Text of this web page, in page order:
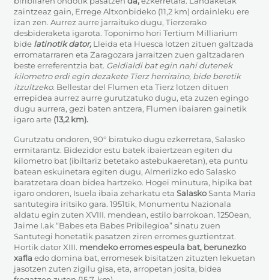
zaintzeaz gain, Errege Altxonbideko (11,2 km) ordainleku ere
izan zen. Aurrez aurre jarraituko dugu, Tierzerako
desbideraketa igarota. Toponimo hori Tertium Milliarium
bide latinotik dator, Lleida eta Huesca lotzen zituen galtzada
erromatarraren eta Zaragozara jarraitzen zuen galtzadaren
beste erreferentzia bat. Geldialdi bat egin nahi dutenek
kilometro erdi egin dezakete Tierz herriraino, bide beretik
itzultzeko. Bellestar del Flumen eta Tierz lotzen dituen
errepidea aurrez aurre gurutzatuko dugu, eta zuzen egingo
dugu aurrera, gezi baten antzera, Flumen ibaiaren gainetik
igaro arte (13,2 km).
Gurutzatu ondoren, 90° biratuko dugu ezkerretara, Salasko
ermitarantz. Bidezidor estu batek ibaiertzean egiten du
kilometro bat (ibiltariz betetako astebukaeretan), eta puntu
batean eskuinetara egiten dugu, Almeriizko edo Salasko
baratzetara doan bidea hartzeko. Hogei minutura, hipika bat
igaro ondoren, Isuela ibaia zeharkatu eta SalaskoSanta Maria
santutegira iritsiko gara. 1951tik, Monumentu Nazionala
aldatu egin zuten XVIII. mendean, estilo barrokoan. 1250ean,
Jaime I.ak “Babes eta Babes Pribilegioa” sinatu zuen
Santutegi honetatik pasatzen ziren erromes guztientzat.
Hortik dator XIII. mendeko erromes espeula bat, berunezko
xafla edo domina bat, erromesek bisitatzen zituzten lekuetan
jasotzen zuten zigilu gisa, eta, arropetan josita, bidea